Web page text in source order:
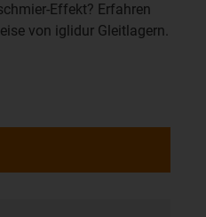
Effekt? Erfahren
von iglidur Gleitlagern.